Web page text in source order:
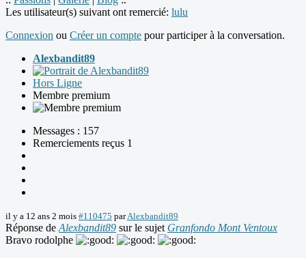
Les utilisateur(s) suivant ont remercié: lulu
Connexion ou Créer un compte pour participer à la conversation.
Alexbandit89
Hors Ligne
Membre premium
Messages : 157
Remerciements reçus 1
il y a 12 ans 2 mois #110475 parAlexbandit89
Réponse de Alexbandit89 sur le sujet Granfondo Mont Ventoux
Bravo rodolphe